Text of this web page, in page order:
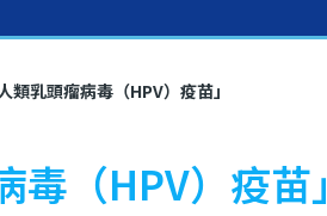
類乳頭瘤病毒（HPV）疫苗」
毒（HPV）疫苗」